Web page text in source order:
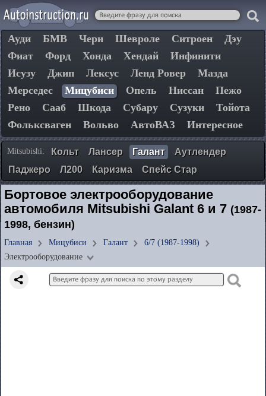
Ауди БМВ Чери Шевроле Ситроен
Дэу
Фиат
Форд Хонда Хендай
Инфинити
Исузу
Джип Лексус Ленд Ровер
Мазда
Мерседес
Мицубиси Опель Ниссан
Пежо
Рено
Сааб Шкода Субару Сузуки
Тойота
Фольксваген
Вольво АвтоВАЗ Интересное
Mitsubishi: Кольт Лансер Галант
Аутлендер
Паджеро
Л200 Каризма Спейс Стар
Бортовое электрооборудование
автомобиля Mitsubishi Galant 6 и 7 (1987-
1998, бензин)
Главная Мицубиси Галант
6/7 (1987-1998)
Электрооборудование